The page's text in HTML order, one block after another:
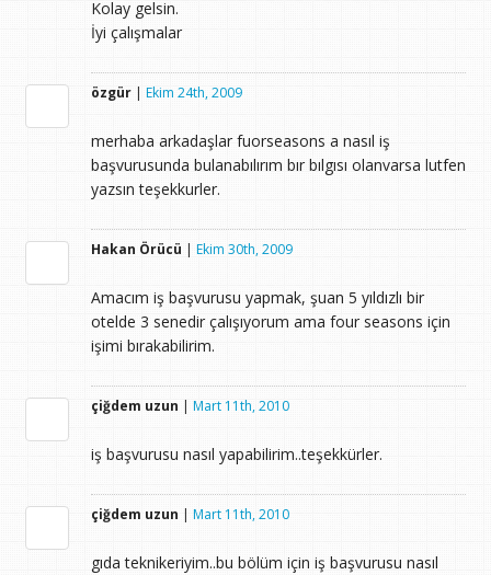
Kolay gelsin.
İyi çalışmalar
özgür| Ekim 24th, 2009
merhaba arkadaşlar fuorseasons a nasıl iş
başvurusunda bulanabılırım bır bılgısı olanvarsa lutfen
yazsın teşekkurler.
Hakan Örücü Ekim 30th, 2009
Amacım iş başvurusu yapmak, şuan 5 yıldızlı bir
otelde 3 senedir çalışıyorum ama four seasons için
işimi bırakabilirim.
çiğdem uzun Mart 11th, 2010
iş başvurusu nasıl yapabilirim..teşekkürler.
çiğdem uzun Mart 11th, 2010
gıda teknikeriyim..bu bölüm için iş başvurusu nasıl